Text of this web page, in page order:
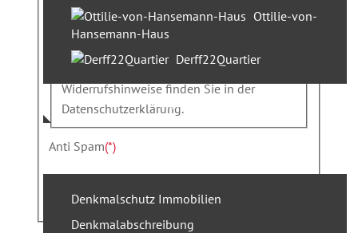
Ottilie-von-
Hansemann-Haus
Derff22Quartier
Referenzen
Denkmalschutz Immobilien
Denkmalabschreibung
Kontaktformulars erklären Sie sich damit
einverstanden, dass Ihre Daten zur
Bearbeitung Ihres Anliegens verwendet
werden. Weitere Informationen und
Widerrufshinweise finden Sie in der
Datenschutzerklärung.
Anti Spam(*)